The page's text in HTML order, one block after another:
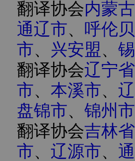
翻译协会内蒙古
通辽市、 呼伦
市、 兴安盟、
翻译协会辽宁省
市、 本溪市、
盘锦市、 锦州市
翻译协会吉林省
市、 辽源市、